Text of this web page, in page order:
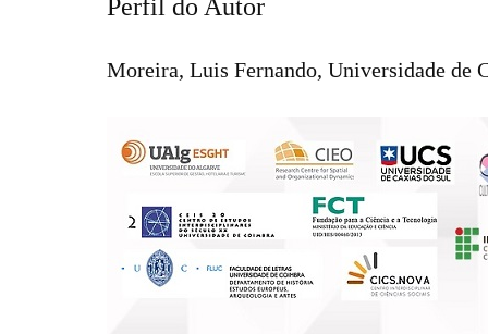
Perfil do Autor
Moreira, Luis Fernando, Universidade de